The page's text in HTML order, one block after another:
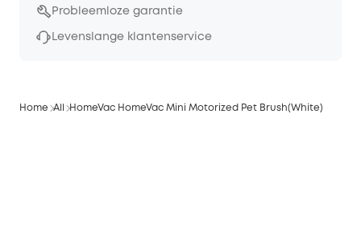
Probleemloze garantie
Levenslange klantenservice
Home All HomeVac HomeVac Mini Motorized Pet Brush(White)